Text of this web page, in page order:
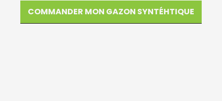
COMMANDER MON GAZON SYNTÉHTIQUE